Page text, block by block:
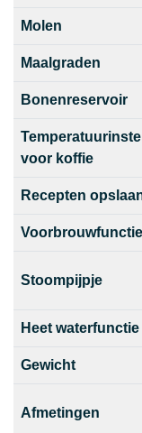
Molen
Maalgraden
Bonenreservoir
voor koffie
Recepten
Voorbrouwfunctie
Stoompijpje
Heet waterfunctie
Gewicht
Afmetingen